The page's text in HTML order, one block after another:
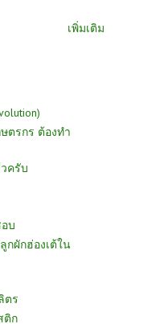
เพิ่มเติม
ตรกร ต้องทำ
ครับ
บ
กผักฮ่องเต้ใน
ตร
ติก